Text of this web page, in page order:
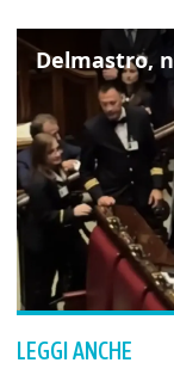
LEGGI ANCHE